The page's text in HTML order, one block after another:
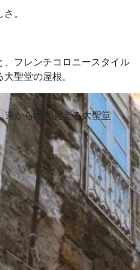
。
フレンチコロニースタイル
聖堂の屋根。
道から垣間見える大聖堂